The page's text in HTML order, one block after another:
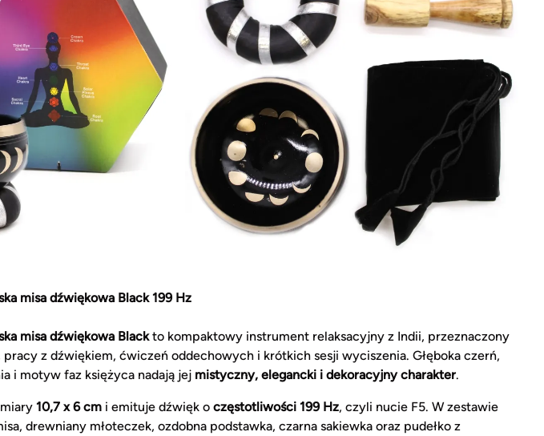
misa dźwiękowa Black 199 Hz
misa dźwiękowa Blackto kompaktowy instrument relaksacyjny z Indii, przeznaczony
z dźwiękiem, ćwiczeń oddechowych i krótkich sesji wyciszenia. Głęboka czerń,
i motyw faz księżyca nadają jej mistyczny, elegancki i dekoracyjny charakter.
10,7 x 6 cm i emituje dźwięk o częstotliwości 199 Hz, czyli nucie F5. W zestawie
drewniany młoteczek, ozdobna podstawka, czarna sakiewka oraz pudełko z